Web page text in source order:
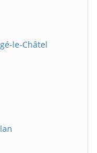
le-Châtel